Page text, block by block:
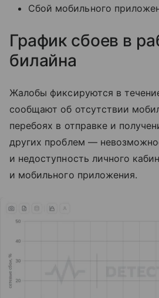
Сбой мобильного
График сбоев в
билайна
Жалобы фиксируются в
сообщают об отсутствии
перебоях в отправке и
других проблем —
и недоступность личного
и мобильного приложения.